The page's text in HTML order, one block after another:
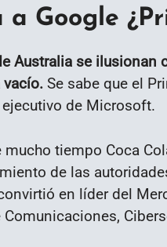
Google
Australia se ilusionan
vacío. Se sabe que el
de Microsoft.
mucho tiempo Coca
de las
en líder del